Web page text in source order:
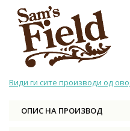
Види ги сите производи од
ОПИС НА ПРОИЗВОД